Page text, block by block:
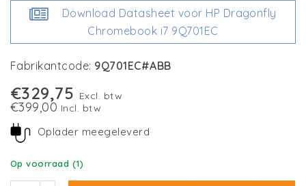
Download Datasheet voor HP Dragonfly
Chromebook i7 9Q701EC
Fabrikantcode: 9Q701EC#ABB
€329,75 Excl. btw
€399,00 Incl. btw
Oplader meegeleverd
Op voorraad (1)